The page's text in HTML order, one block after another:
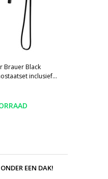
Brauer Black
inclusief
EEN DAK!